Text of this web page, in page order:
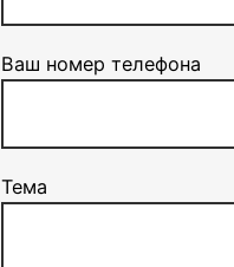
Ваш номер телефона
Тема